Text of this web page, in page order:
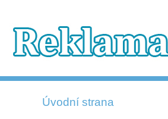
Úvodní strana